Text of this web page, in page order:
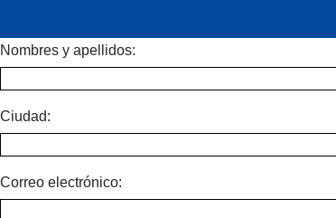
Saltar
Nombres y apellidos:
Ciudad:
Correo electrónico: